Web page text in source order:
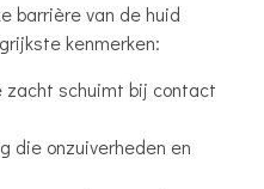
barrière van de huid
kenmerken:
zacht schuimt bij contact
die onzuiverheden en